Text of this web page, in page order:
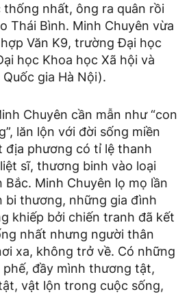
thống nhất, ông ra quân rồi
Thái Bình. Minh Chuyên vừa
Văn K9, trường Đại học
học Khoa học Xã hội và
gia Hà Nội).
Chuyên cần mẫn như “con
lăn lộn với đời sống miền
địa phương có tỉ lệ thanh
sĩ, thương binh vào loại
Bắc. Minh Chuyên lọ mọ lần
bi thương, những gia đình
khiếp bởi chiến tranh đã kết
nhất nhưng người thân
xa, không trở về. Có những
đầy mình thương tật,
vật lộn trong cuộc sống,